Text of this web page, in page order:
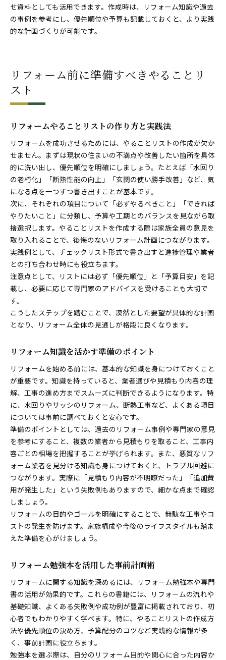
せ資料としても活用できます。作成時は、リフォーム知識や過去
の事例を参考にし、優先順位や予算も記載しておくと、より実践
的な計画づくりが可能です。
リフォーム前に準備すべきやることリ
スト
リフォームやることリストの作り方と実践法
リフォームを成功させるためには、やることリストの作成が欠か
せません。まずは現状の住まいの不満点や改善したい箇所を具体
的に洗い出し、優先順位を明確にしましょう。たとえば「水回り
の老朽化」「断熱性能の向上」「玄関の使い勝手改善」など、気
になる点を一つずつ書き出すことが基本です。
次に、それぞれの項目について「必ずやるべきこと」「できれば
やりたいこと」に分類し、予算や工期とのバランスを見ながら取
捨選択します。やることリストを作成する際は家族全員の意見を
取り入れることで、後悔のないリフォーム計画につながります。
実践例として、チェックリスト形式で書き出すと進捗管理や業者
との打ち合わせ時にも役立ちます。
注意点として、リストには必ず「優先順位」と「予算目安」を記
載し、必要に応じて専門家のアドバイスを受けることも大切で
す。
こうしたステップを踏むことで、漠然とした要望が具体的な計画
となり、リフォーム全体の見通しが格段に良くなります。
リフォーム知識を活かす準備のポイント
リフォームを始める前には、基本的な知識を身につけておくこと
が重要です。知識を持っていると、業者選びや見積もり内容の理
解、工事の進め方までスムーズに判断できるようになります。特
に、水回りやサッシのリフォーム、断熱工事など、よくある項目
については事前に調べておくと安心です。
準備のポイントとしては、過去のリフォーム事例や専門家の意見
を参考にすること、複数の業者から見積もりを取ること、工事内
容ごとの相場を把握することが挙げられます。また、悪質なリフ
ォーム業者を見分ける知識も身につけておくと、トラブル回避に
つながります。実際に「見積もり内容が不明瞭だった」「追加費
用が発生した」という失敗例もありますので、細かな点まで確認
しましょう。
リフォームの目的やゴールを明確にすることで、無駄な工事やコ
ストの発生を防げます。家族構成や今後のライフスタイルも踏ま
えた準備を心がけましょう。
リフォーム勉強本を活用した事前計画術
リフォームに関する知識を深めるには、リフォーム勉強本や専門
書の活用が効果的です。これらの書籍には、リフォームの流れや
基礎知識、よくある失敗例や成功例が豊富に掲載されており、初
心者でもわかりやすく学べます。特に、やることリストの作成方
法や優先順位の決め方、予算配分のコツなど実践的な情報が多
く、事前計画に役立ちます。
勉強本を選ぶ際は、自分のリフォーム目的や関心に合った内容か